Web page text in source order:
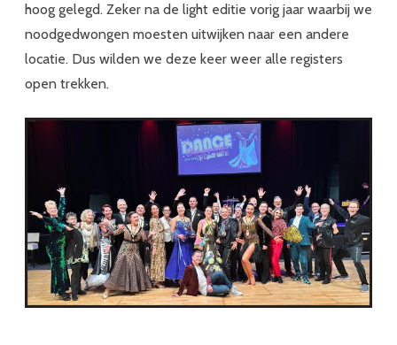
hoog gelegd. Zeker na de light editie vorig jaar waarbij we
noodgedwongen moesten uitwijken naar een andere
locatie. Dus wilden we deze keer weer alle registers
open trekken.